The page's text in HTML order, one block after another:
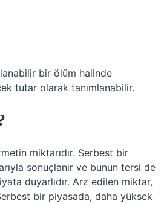
bir ölüm halinde
tutar olarak tanımlanabilir.
miktarıdır. Serbest bir
sonuçlanır ve bunun tersi de
duyarlıdır. Arz edilen miktar,
bir piyasada, daha yüksek